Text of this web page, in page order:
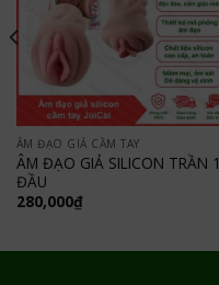
ÂM ĐẠO GIẢ CẦM TAY
ÂM ĐẠO GIẢ SILICON TRẦN 1
ĐẦU
280,000₫